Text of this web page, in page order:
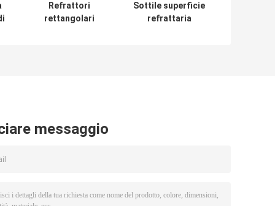
Refrattori
rettangolari
Sottile superficie
refrattaria
messaggio